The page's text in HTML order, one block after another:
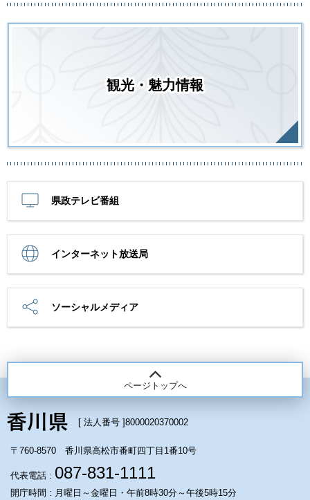
観光・魅力情報
県政テレビ番組
インターネット放送局
ソーシャルメディア
ページトップへ
[ 法人番号 ]8000020370002
〒760-8570 香川県高松市番町四丁目1番10号
代表電話 : 087-831-1111
開庁時間 : 月曜日～金曜日・午前8時30分～午後5時15分